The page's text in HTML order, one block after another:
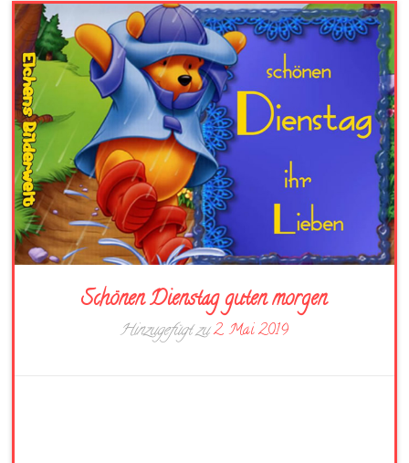
Schönen Dienstag guten morgen
Hinzugefügt zu2. Mai 2019